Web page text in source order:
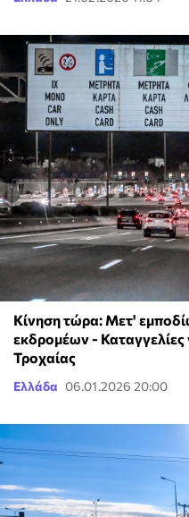
Κίνηση τώρα: Μετ'
εκδρομέων - Καταγγελίες
Τροχαίας
Ελλάδα 06.01.2026 20:00